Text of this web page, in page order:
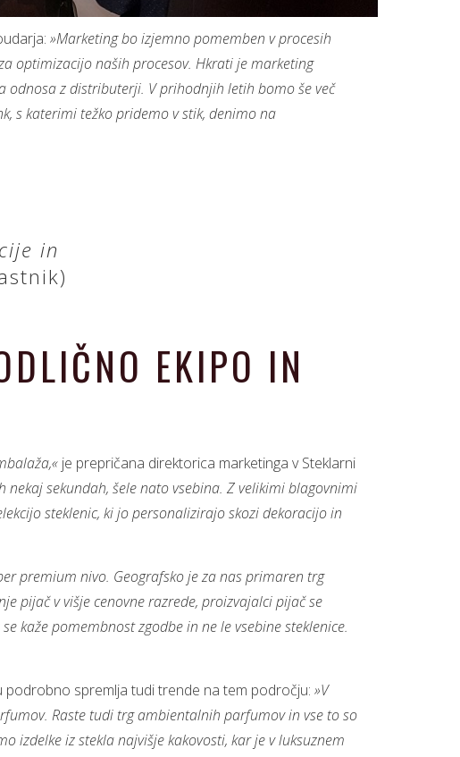
»Marketing bo izjemno pomemben v procesih
optimizacijo naših procesov. Hkrati je marketing
z distributerji. V prihodnjih letih bomo še več
s katerimi težko pridemo v stik, denimo na
in
EKIPO IN
je prepričana direktorica marketinga v Steklarni
sekundah, šele nato vsebina. Z velikimi blagovnimi
steklenic, ki jo personalizirajo skozi dekoracijo in
premium nivo. Geografsko je za nas primaren trg
pijač v višje cenovne razrede, proizvajalci pijač se
kaže pomembnost zgodbe in ne le vsebine steklenice.
spremlja tudi trende na tem področju: »V
Raste tudi trg ambientalnih parfumov in vse to so
izdelke iz stekla najvišje kakovosti, kar je v luksuznem